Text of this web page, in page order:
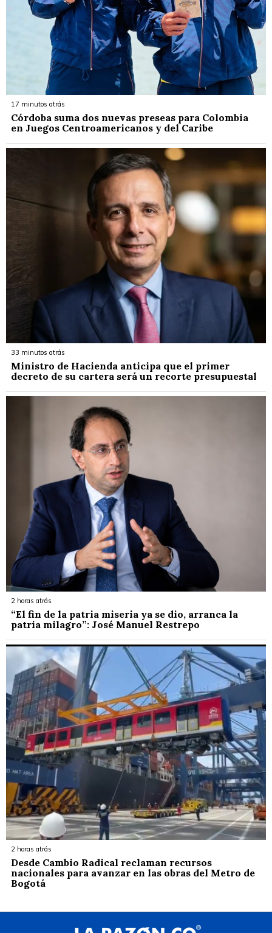
17 minutos atrás
Córdoba suma dos nuevas preseas para Colombia
en Juegos Centroamericanos y del Caribe
33 minutos atrás
Ministro de Hacienda anticipa que el primer
decreto de su cartera será un recorte presupuestal
2 horas atrás
“El fin de la patria miseria ya se dio, arranca la
patria milagro”: José Manuel Restrepo
2 horas atrás
Desde Cambio Radical reclaman recursos
nacionales para avanzar en las obras del Metro de
Bogotá